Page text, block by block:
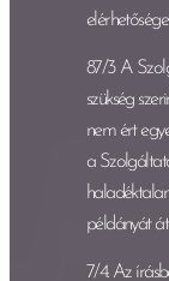
87/3 A
szükség
nem ért
a
példányát
7/4. Az